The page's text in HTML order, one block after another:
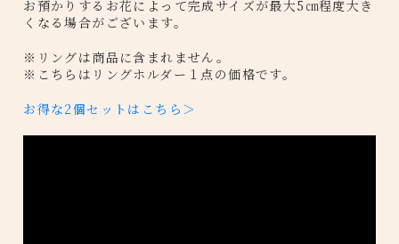
お預かりするお花によって完成サイズが最大5㎝程度大き
くなる場合がございます。
※リングは商品に含まれません。
※こちらはリングホルダー１点の価格です。
お得な2個セットはこちら＞